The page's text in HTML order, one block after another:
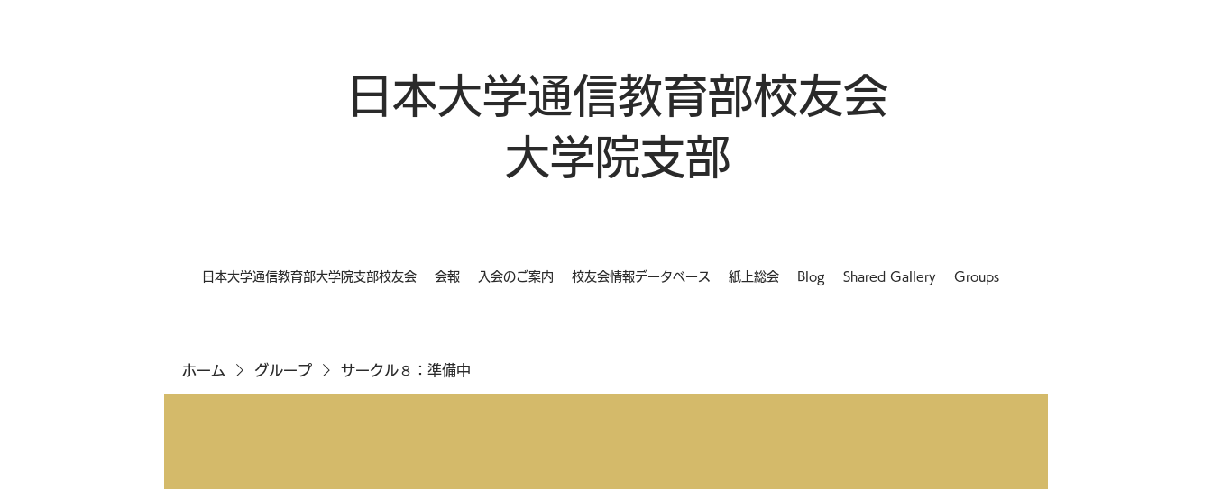
日本大学通信教育部校友会
大学院支部
日本大学通信教育部大学院支部校友会 会報 入会のご案内 校友会情報データベース 紙上総会 Blog Shared Gallery Groups
ホーム グループ サークル８：準備中